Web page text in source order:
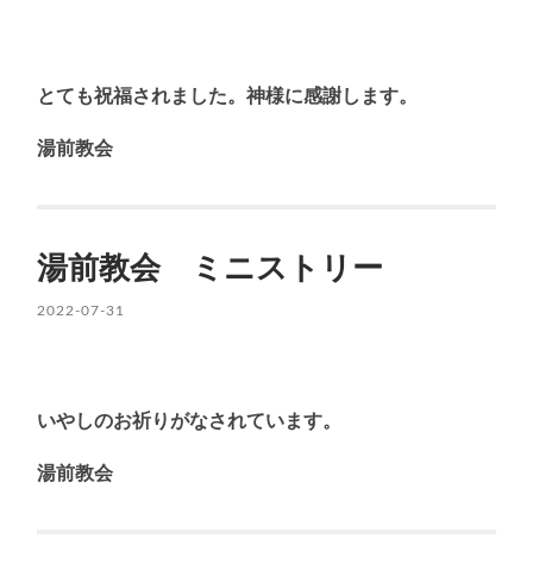
とても祝福されました。神様に感謝します。
湯前教会
湯前教会 ミニストリー
2022-07-31
いやしのお祈りがなされています。
湯前教会